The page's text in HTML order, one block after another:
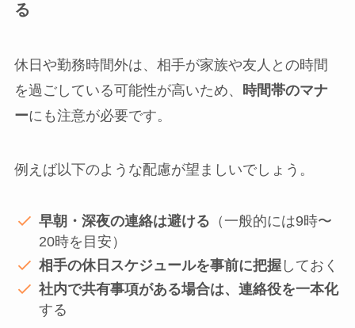
る
休日や勤務時間外は、相手が家族や友人との時間
を過ごしている可能性が高いため、
時間帯のマナ
ーにも注意が必要です。
例えば以下のような配慮が望ましいでしょう。
早朝・深夜の連絡は避ける （一般的には9時〜
20時を目安）
相手の休日スケジュールを事前に把握 しておく
社内で共有事項がある場合は、連絡役を一本化
する